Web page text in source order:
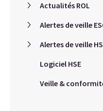
Actualités ROL
Alertes de veille
Alertes de veille
Logiciel HSE
Veille &